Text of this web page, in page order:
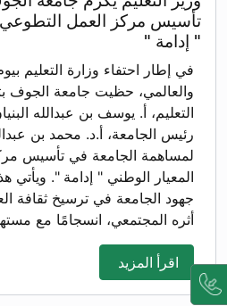
تأسيس مركز العمل التطوعي
" إدامة "
في إطار احتفاء وزارة التعليم
والعالمي، حظيت جامعة الجوف
التعليم، أ. يوسف بن عبدالله
رئيس الجامعة، أ.د. محمد بن
لمساهمة الجامعة في تأسيس
المعيار الوطني " إدامة ". ويأتي
جهود الجامعة في ترسيخ ثقافة
أثره المجتمعي، انسجامًا مع
اقرأ المزيد